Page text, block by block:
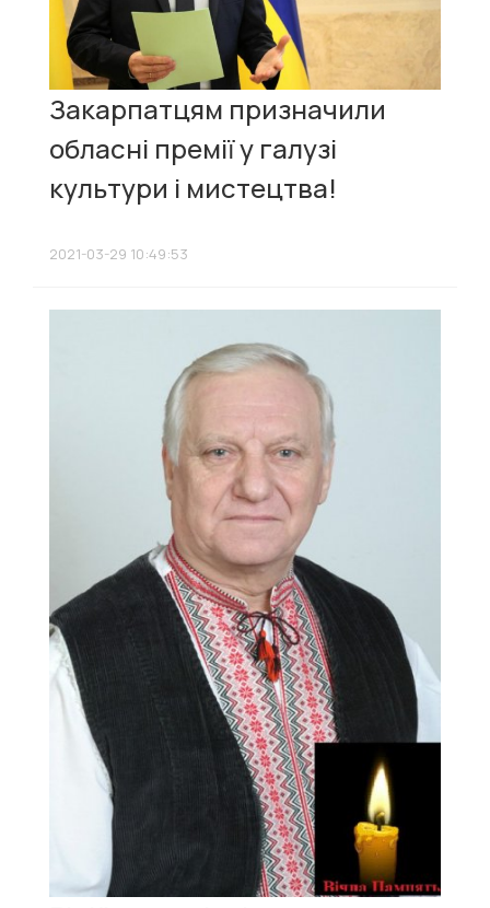
Закарпатцям призначили
обласні премії у галузі
культури і мистецтва!
2021-03-29 10:49:53